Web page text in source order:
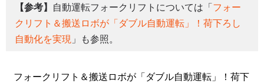
【参考】 自動運転フォークリフトについては「 フォー
クリフト＆搬送ロボが「ダブル自動運転」！荷下ろし
自動化を実現 」も参照。
フォークリフト＆搬送ロボが「ダブル自動運転」！荷下